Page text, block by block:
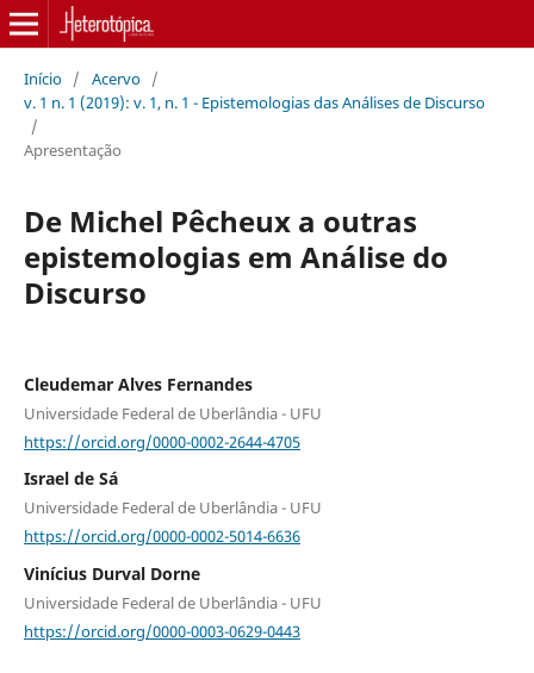
Início / Acervo /
v. 1 n. 1 (2019): v. 1, n. 1 - Epistemologias das Análises de Discurso
/
Apresentação
De Michel Pêcheux a outras
epistemologias em Análise do
Discurso
Cleudemar Alves Fernandes
Universidade Federal de Uberlândia - UFU
https://orcid.org/0000-0002-2644-4705
Israel de Sá
Universidade Federal de Uberlândia - UFU
https://orcid.org/0000-0002-5014-6636
Vinícius Durval Dorne
Universidade Federal de Uberlândia - UFU
https://orcid.org/0000-0003-0629-0443